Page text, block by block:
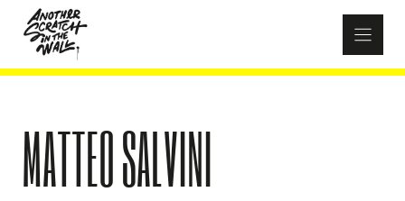
content
MATTEO SALVINI